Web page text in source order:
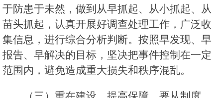
于防患于未然，做到从早抓起、从小抓起、从
苗头抓起，认真开展好调查处理工作，广泛收
集信息，进行综合分析判断。按照早发现、早
报告、早解决的目标，坚决把事件控制在一定
范围内，避免造成重大损失和秩序混乱。